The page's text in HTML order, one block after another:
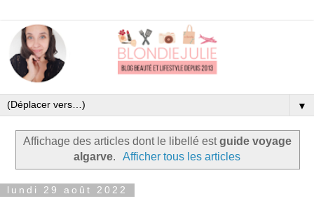
▼
Affichage des articles dont le libellé estguide voyage
algarve. Afficher tous les articles
lundi 29 août 2022